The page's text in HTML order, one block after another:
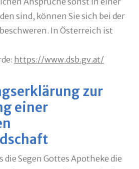
sind, können Sie sich bei der
In Österreich ist
https://www.dsb.gv.at/
zur
einer
die Segen Gottes Apotheke die